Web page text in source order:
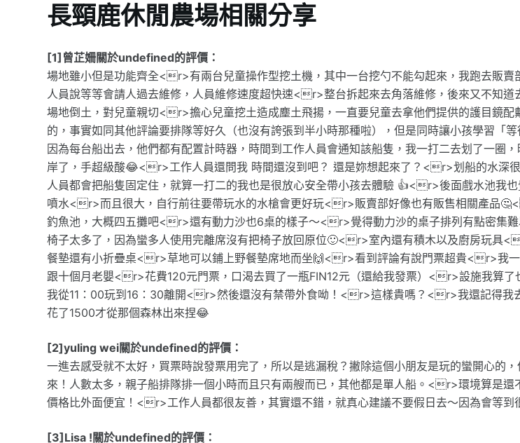
長頸鹿休閒農場相關分享
[1]曾芷姍關於undefined的評價：
場地雖小但是功能齊全<r>有兩台兒童操作型挖土機，其中一台挖勺不能勾起來，我跑去販賣
人員說等等會請人過去維修，人員維修速度超快速<r>整台拆起來去角落維修，後來又不知道
場地倒土，對兒童親切<r>擔心兒童挖土造成塵土飛揚，一直要兒童去拿他們提供的護目鏡
的，事實如同其他評論要排隊等好久（也沒有誇張到半小時那種啦），但是同時讓小孩學習「
因為每台船出去，他們都有配置計時器，時間到工作人員會通知該船隻，我一打二去划了一圈
岸了，手超級酸😂<r>工作人員還問我 時間還沒到吧？ 還是妳想起來了？<r>划船的水深
人員都會把船隻固定住，就算一打二的我也是很放心安全帶小孩去體驗 👍<r>後面戲水池我
噴水<r>而且很大，自行前往要帶玩水的水槍會更好玩<r>販賣部好像也有販售相關產品
釣魚池，大概四五攤吧<r>還有動力沙也6桌的樣子～<r>覺得動力沙的桌子排列有點密集
椅子太多了，因為蠻多人使用完離席沒有把椅子放回原位🙂<r>室內還有積木以及廚房玩具
餐墊還有小折疊桌<r>草地可以鋪上野餐墊席地而坐🙌<r>看到評論有說門票超貴<r>我
跟十個月老嬰<r>花費120元門票，口渴去買了一瓶FIN12元（還給我發票）<r>設施我算
我從11：00玩到16：30離開<r>然後還沒有禁帶外食呦！<r>這樣貴嗎？<r>我還記得我
花了1500才從那個森林出來捏😂
[2]yuling wei關於undefined的評價：
一進去感受就不太好，買票時說發票用完了，所以是逃漏稅？撇除這個小朋友是玩的蠻開心的
來！人數太多，親子船排隊排一個小時而且只有兩艘而已，其他都是單人船。<r>環境算是還
價格比外面便宜！<r>工作人員都很友善，其實還不錯，就真心建議不要假日去～因為會等到
[3]Lisa !關於undefined的評價：